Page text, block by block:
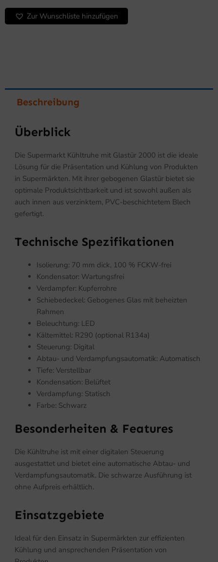
Zur Wunschliste hinzufügen
Beschreibung
Überblick
Die Supermarkt Kühltruhe mit Glastür 2000 ist die ideale
Lösung für die Präsentation und Kühlung von Produkten
in Supermärkten. Mit ihrer gebogenen Glastür bietet sie
optimale Produktsichtbarkeit und ist sowohl außen als
auch innen aus verzinktem, PVC-beschichtetem Blech
gefertigt.
Technische Spezifikationen
Isolierung: 70 mm dick, 100 % FCKW-frei
Kondensator: Wartungsfrei
Verdampfer: Kupferrohre
Schiebedeckel: Gebogenes Glas mit beheizten
Rahmen
Beleuchtung: LED
Kältemittel: R290 (optional R134a)
Steuerung: Digital
Abtau- und Verdampfungsautomatik: Automatisch
Tiefe: Verstellbar
Kondensation: Belüftet
Verdampfung: Statisch
Farbe: Schwarz
Besonderheiten & Features
Die Kühltruhe ist mit einer digitalen Steuerung
ausgestattet und bietet eine automatische Abtau- und
Verdampfungsautomatik. Die schwarze Ausführung ist
ohne Aufpreis erhältlich.
Einsatzgebiete
Ideal für den Einsatz in Supermärkten zur effizienten
Kühlung und ansprechenden Präsentation von